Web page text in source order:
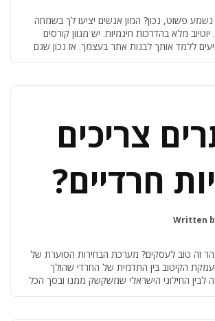
פשוט, נכון? המון אנשים יציעו לך בשמחה
מלא בהדרכות חינמיות. יש מגוון קורסים
ללמד אותך לבנות אתר בעצמך. אז נכון שגם
צריכים
חרדיים?
Written
זה טוב לעסקים? מערכת הבחירות הסוערת של
הקיטוב בין התדמית של החרדי שהולך
החילוני הישראלי שמשקשק ממנו ובסך הכל